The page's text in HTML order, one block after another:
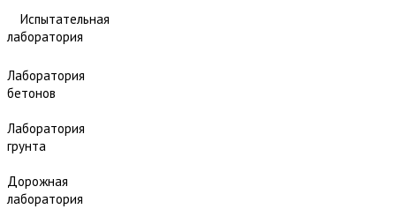
Испытательная
лаборатория
Лаборатория
бетонов
Лаборатория
грунта
Дорожная
лаборатория